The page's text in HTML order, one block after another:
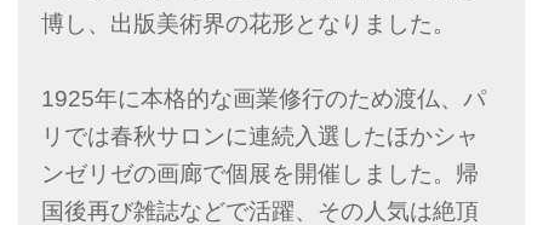
博し、出版美術界の花形となりました。
1925年に本格的な画業修行のため渡仏、パ
リでは春秋サロンに連続入選したほかシャ
ンゼリゼの画廊で個展を開催しました。帰
国後再び雑誌などで活躍、その人気は絶頂